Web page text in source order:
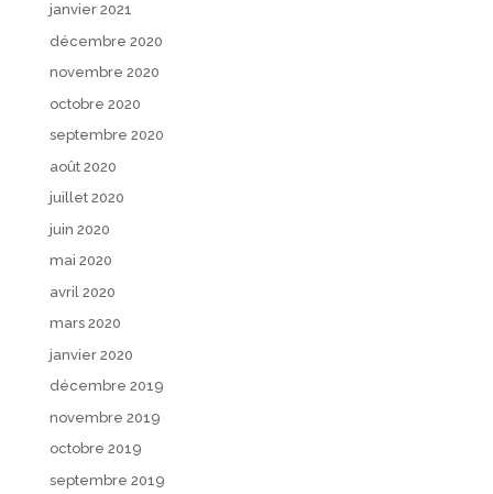
janvier 2021
décembre 2020
novembre 2020
octobre 2020
septembre 2020
août 2020
juillet 2020
juin 2020
mai 2020
avril 2020
mars 2020
janvier 2020
décembre 2019
novembre 2019
octobre 2019
septembre 2019